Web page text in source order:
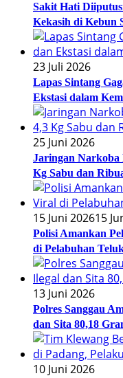
Sakit Hati
Kekasih di Kebun
23 Juli 2026
Lapas Sintang
Ekstasi dalam
25 Juni 2026
Jaringan Narkoba
Kg Sabu dan
15 Juni 202615
Polisi Amankan
di Pelabuhan
13 Juni 2026
Polres Sanggau
dan Sita 80,18
10 Juni 2026